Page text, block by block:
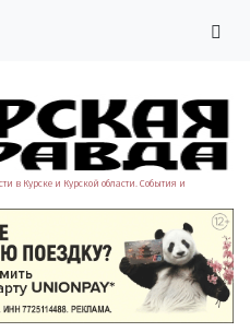
в Курске и Курской области. События и